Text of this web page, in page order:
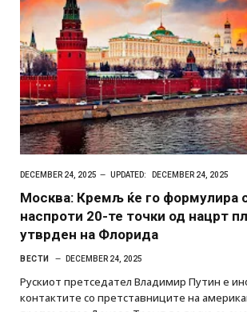
DECEMBER 24, 2025 UPDATED: DECEMBER 24, 2025
Москва: Кремљ ќе го формулира
наспроти 20-те точки од нацрт
утврден на Флорида
ВЕСТИ DECEMBER 24, 2025
Рускиот претседател Владимир Путин е
контактите со претставниците на